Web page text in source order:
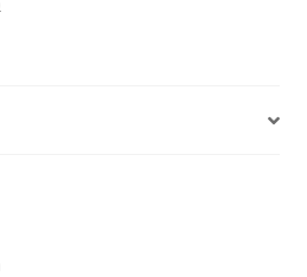
агуулга